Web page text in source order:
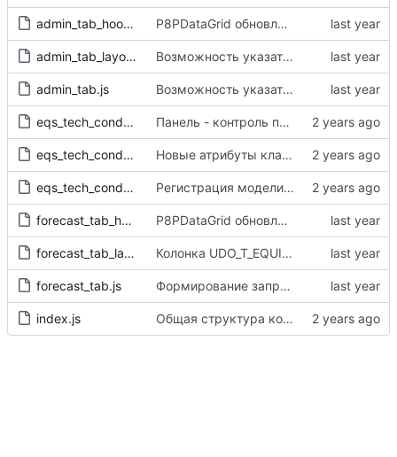
admin_tab_hooks.js P8PDataGrid обновлены на версию от 12.2024
admin_tab_layout.js Возможность указать процедуру подготовки данных для запрашиваемого прогноза в модели (клиентские доработки)
admin_tab.js Возможность указать процедуру подготовки данных для запрашиваемого прогноза в модели (клиентские доработки)
eqs_tech_cond_forecast_hooks.js Панель - контроль прав доступа, удаление файлов данных, возможность переформирования файлов данных
eqs_tech_cond_forecast_layout.js Новые атрибуты класса - функции обратной связи, редактирование класса оборудования, кнопки обновление списков файлов и моделей класса
eqs_tech_cond_forecast.js Регистрация модели из списка объектов, ЕИ в выборке класса оборудования, доработки режимов обновления закладок
forecast_tab_hooks.js P8PDataGrid обновлены на версию от 12.2024
forecast_tab_layout.js Колонка UDO_T_EQUIPDSCMML.PRECISION_P удалена, UDO_T_EQUIPDSCMML.PRECISION_F переименована в PRECISION
forecast_tab.js Формирование запроса на прогнозирование (начало, клиентские доработки)
index.js Общая структура компонентов панели "Прогноз технического состояния", дерево технических объектов